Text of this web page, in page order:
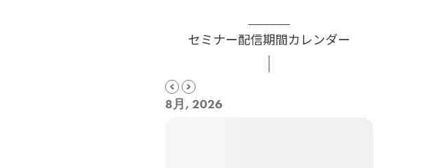
セミナー配信期間カレンダー
8月, 2026